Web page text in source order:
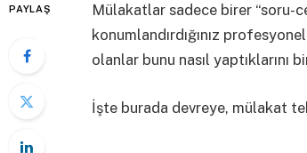
PAYLAŞ
Mülakatlar sadece birer “soru-
konumlandırdığınız
olanlar bunu nasıl yaptıklarını
İşte burada devreye, mülakat